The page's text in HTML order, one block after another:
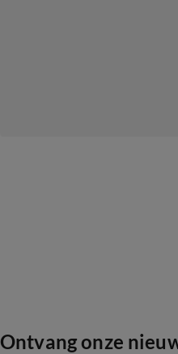
Ontvang onze